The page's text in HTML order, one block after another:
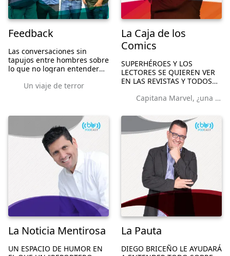
Feedback
Las conversaciones sin
tapujos entre hombres sobre
lo que no logran entender
diálogos de bar, naturales,
Un viaje de terror
La Caja de los
Comics
SUPERHÉROES Y LOS
LECTORES SE QUIEREN VER
EN LAS REVISTAS Y TODOS
SITIO PARA VER DESDE LOS
UN ESPACIO PARA LA
IMAGINACIÓN, EL
CONOCIMIENTO Y LA
Capitana Marvel, ¿una película del montón?
La Noticia Mentirosa
UN ESPACIO DE HUMOR EN
La Pauta
DIEGO BRICEÑO LE AYUDARÁ